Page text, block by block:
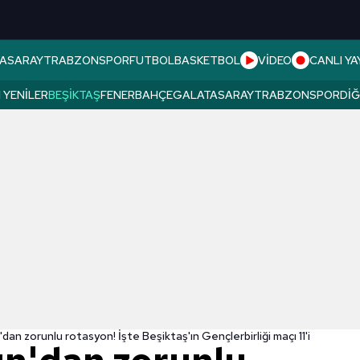
TRABZONSPORFUTBOLBASKETBOL VİDEO CANLI
YENILERBEŞIKTAŞFENERBAHÇEGALATASARAYTRABZONSPOR
zorunlu rotasyon! İşte Beşiktaş'ın Gençlerbirliği maçı 11'i